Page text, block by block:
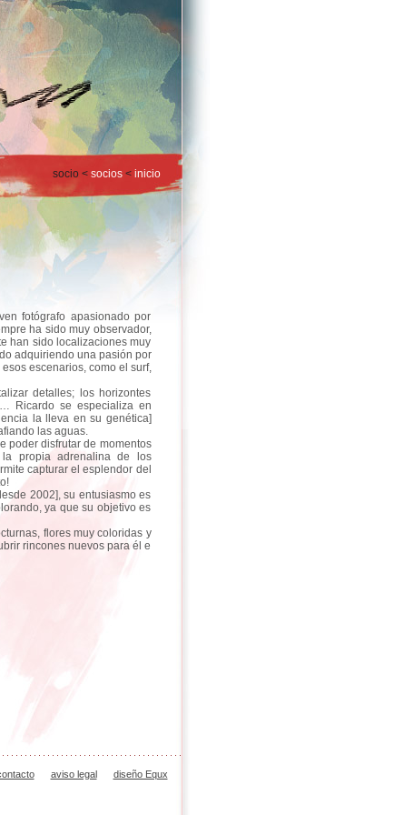
socio < socios< inicio
fotógrafo apasionado por
ha sido muy observador,
han sido localizaciones muy
adquiriendo una pasión por
escenarios, como el surf,
detalles; los horizontes
Ricardo se especializa en
la lleva en su genética]
las aguas.
poder disfrutar de momentos
propia adrenalina de los
capturar el esplendor del
2002], su entusiasmo es
ya que su objetivo es
flores muy coloridas y
rincones nuevos para él e
aviso legal diseño Equx